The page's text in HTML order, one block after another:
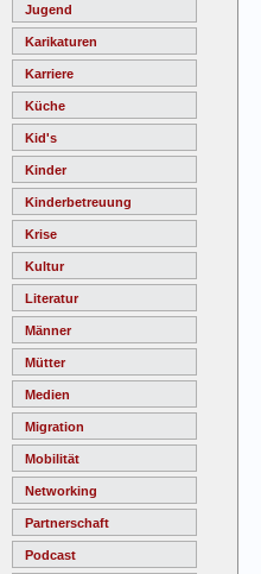
Jugend
Karikaturen
Karriere
Küche
Kid's
Kinder
Kinderbetreuung
Krise
Kultur
Literatur
Männer
Mütter
Medien
Migration
Mobilität
Networking
Partnerschaft
Podcast